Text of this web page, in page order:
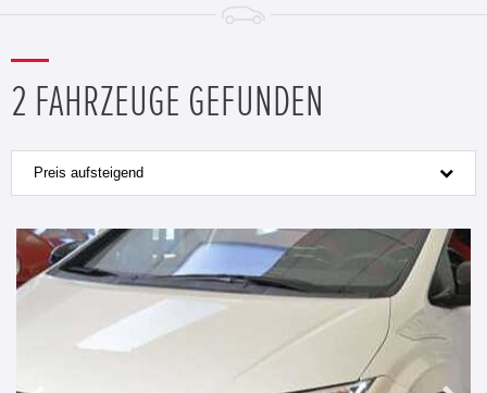
2 FAHRZEUGE GEFUNDEN
Preis aufsteigend